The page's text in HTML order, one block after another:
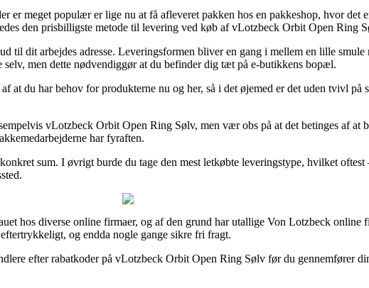
meget populær er lige nu at få afleveret pakken hos en pakkeshop, hvor det
den prisbilligste metode til levering ved køb af vLotzbeck Orbit Open Ring
til dit arbejdes adresse. Leveringsformen bliver en gang i mellem en lille
men dette nødvendiggør at du befinder dig tæt på e-butikkens bopæl.
du har behov for produkterne nu og her, så i det øjemed er det uden tvivl på
vLotzbeck Orbit Open Ring Sølv, men vær obs på at det betinges af at
har fyraften.
sum. I øvrigt burde du tage den mest letkøbte leveringstype, hvilket
hos diverse online firmaer, og af den grund har utallige Von Lotzbeck online
og endda nogle gange sikre fri fragt.
efter rabatkoder på vLotzbeck Orbit Open Ring Sølv før du gennemfører